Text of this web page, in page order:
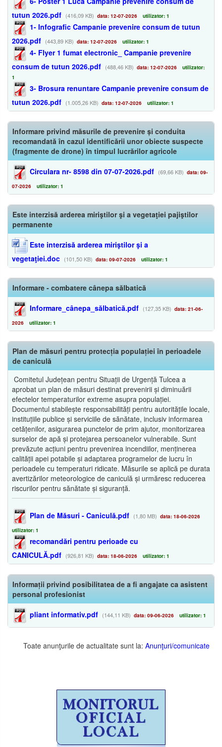
tutun 2026.pdf (416,09 KB) data: 12-07-2026 utilizator: 1
1- Infografic Campanie prevenire consum de tutun
2026.pdf (443,89 KB) data: 12-07-2026 utilizator: 1
4- Flyer 1 fumat electronic_ Campanie prevenire
consum de tutun 2026.pdf (488,46 KB) data: 12-07-2026
utilizator:
1
3- Brosura renuntare Campanie prevenire consum de
tutun 2026.pdf (1.005,26 KB) data: 12-07-2026 utilizator: 1
Informare privind măsurile de prevenire și conduita
recomandată în cazul identificării unor obiecte suspecte
(fragmente de drone) în timpul lucrărilor agricole
Circulara nr- 8598 din 07-07-2026.pdf (69,66 KB) data: 09-
07-2026 utilizator: 1
Este interzisă arderea miriştilor şi a vegetaţiei pajiştilor
permanente
Este interzisă arderea miriştilor şi a
vegetaţiei.doc (101,50 KB) data: 09-07-2026 utilizator: 1
Informare - combatere cânepa sălbatică
Informare_cânepa_sălbatică.pdf (127,35 KB) data: 21-06-
2026 utilizator: 1
Plan de măsuri pentru protecția populației în perioadele
de caniculă
Comitetul Județean pentru Situații de Urgență Tulcea a
aprobat un plan de măsuri destinat prevenirii și diminuării
efectelor temperaturilor extreme asupra populației.
Documentul stabilește responsabilități pentru autoritățile locale,
instituțiile publice și serviciile de sănătate, inclusiv informarea
cetățenilor, asigurarea punctelor de prim ajutor, monitorizarea
surselor de apă și protejarea persoanelor vulnerabile. Sunt
prevăzute acțiuni pentru prevenirea incendiilor, menținerea
calității apei potabile și adaptarea programelor de lucru în
perioadele cu temperaturi ridicate. Măsurile se aplică pe durata
avertizărilor meteorologice de caniculă și urmăresc reducerea
riscurilor pentru sănătate și siguranță.
Plan de Măsuri - Caniculă.pdf (1,80 MB) data: 18-06-2026
utilizator: 1
recomandări pentru perioade cu
CANICULĂ.pdf (926,81 KB) data: 18-06-2026 utilizator: 1
Informații privind posibilitatea de a fi angajate ca asistent
personal profesionist
pliant informativ.pdf (144,11 KB) data: 09-06-2026 utilizator: 1
Toate anunţurile de actualitate sunt la: Anunţuri/comunicate